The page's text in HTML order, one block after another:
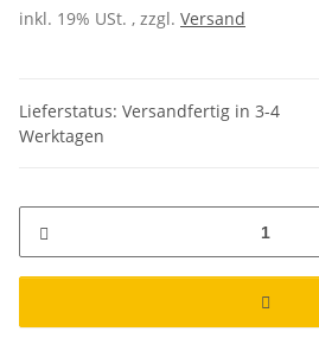
inkl. 19% USt. , zzgl. Versand
Lieferstatus: Versandfertig in 3-4
Werktagen